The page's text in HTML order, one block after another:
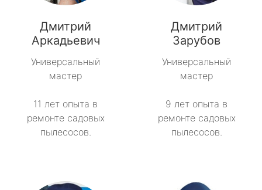
Дмитрий
Аркадьевич
Универсальный
мастер
11 лет опыта в
ремонте садовых
пылесосов.
Дмитрий
Зарубов
Универсальный
мастер
9 лет опыта в
ремонте садовых
пылесосов.